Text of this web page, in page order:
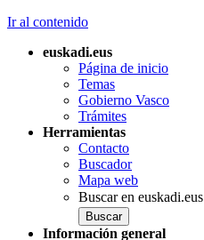
Ir al contenido
euskadi.eus
Página de inicio
Temas
Gobierno Vasco
Trámites
Herramientas
Contacto
Buscador
Mapa web
Buscar en euskadi.eus
Información general